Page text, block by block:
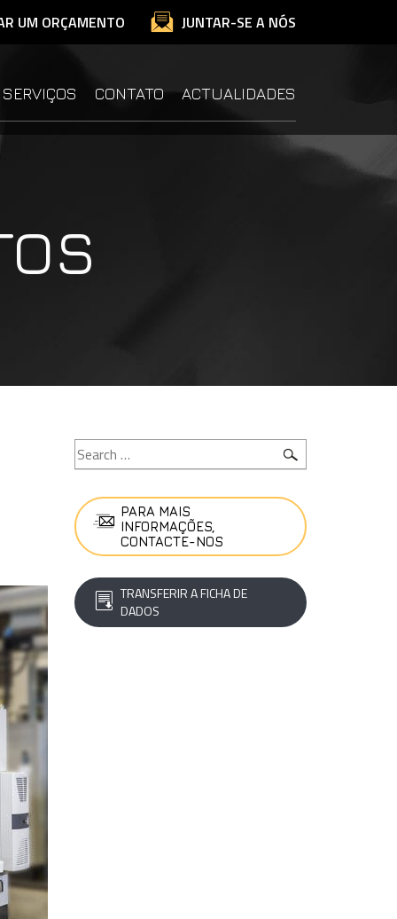
UM ORÇAMENTO JUNTAR-SE A NÓS
SERVIÇOS CONTATO ACTUALIDADES
PARA MAIS
INFORMAÇÕES,
CONTACTE-NOS
TRANSFERIR A FICHA DE
DADOS